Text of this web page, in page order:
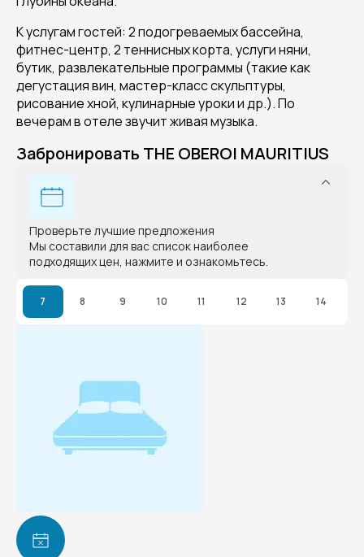
К услугам гостей: 2 подогреваемых бассейна,
фитнес-центр, 2 теннисных корта, услуги няни,
бутик, развлекательные программы (такие как
дегустация вин, мастер-класс скульптуры,
рисование хной, кулинарные уроки и др.). По
вечерам в отеле звучит живая музыка.
Забронировать THE OBEROI MAURITIUS
Проверьте лучшие предложения
Мы составили для вас список наиболее
подходящих цен, нажмите и ознакомьтесь.
7 8 9 10 11 12 13 14